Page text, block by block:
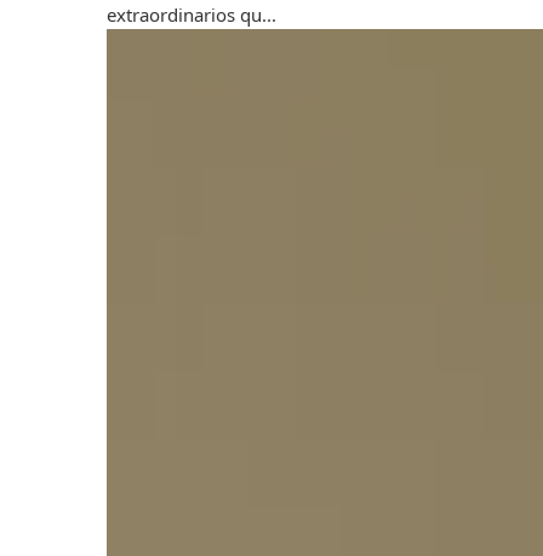
extraordinarios qu...